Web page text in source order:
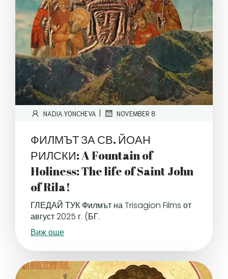
NADIA.YONCHEVA | NOVEMBER 8
ФИЛМЪТ ЗА СВ. ЙОАН
РИЛСКИ: A Fountain of
Holiness: The life of Saint John
of Rila!
ГЛЕДАЙ ТУК Филмът на Trisagion Films от
август 2025 г. (БГ.
Виж още